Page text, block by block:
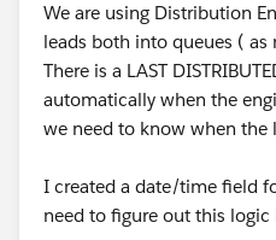
We are using Distribution
leads both into queues ( as
There is a LAST
automatically when the
we need to know when the
I created a date/time field
need to figure out this